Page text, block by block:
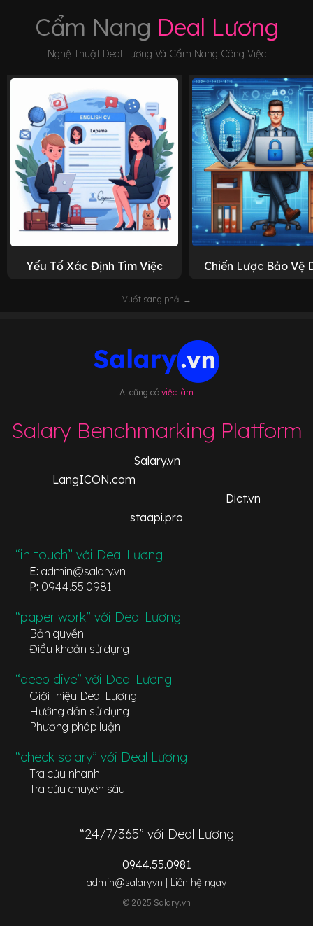
Cẩm Nang Deal Lương
Nghệ Thuật Deal Lương Và Cẩm Nang Công Việc
Yếu Tố Xác Định Tìm Việc Chiến Lược Bảo Vệ
Vuốt sang phải →
Ai cũng có việc làm
Salary Benchmarking Platform
Salary.vn
LangICON.com
Dict.vn
staapi.pro
“in touch” với Deal Lương
E: admin@salary.vn
P: 0944.55.0981
“paper work” với Deal Lương
Bản quyền
Điều khoản sử dụng
“deep dive” với Deal Lương
Giới thiệu Deal Lương
Hướng dẫn sử dụng
Phương pháp luận
“check salary” với Deal Lương
Tra cứu nhanh
Tra cứu chuyên sâu
“24/7/365” với Deal Lương
0944.55.0981
admin@salary.vn | Liên hệ ngay
© 2025 Salary.vn